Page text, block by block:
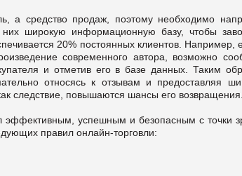
а средство продаж, поэтому необходимо
широкую информационную базу, чтобы
20% постоянных клиентов. Например,
современного автора, возможно
и отметив его в базе данных. Таким
относясь к отзывам и предоставляя
следствие, повышаются шансы его возвращения.
эффективным, успешным и безопасным с точки
правил онлайн-торговли: